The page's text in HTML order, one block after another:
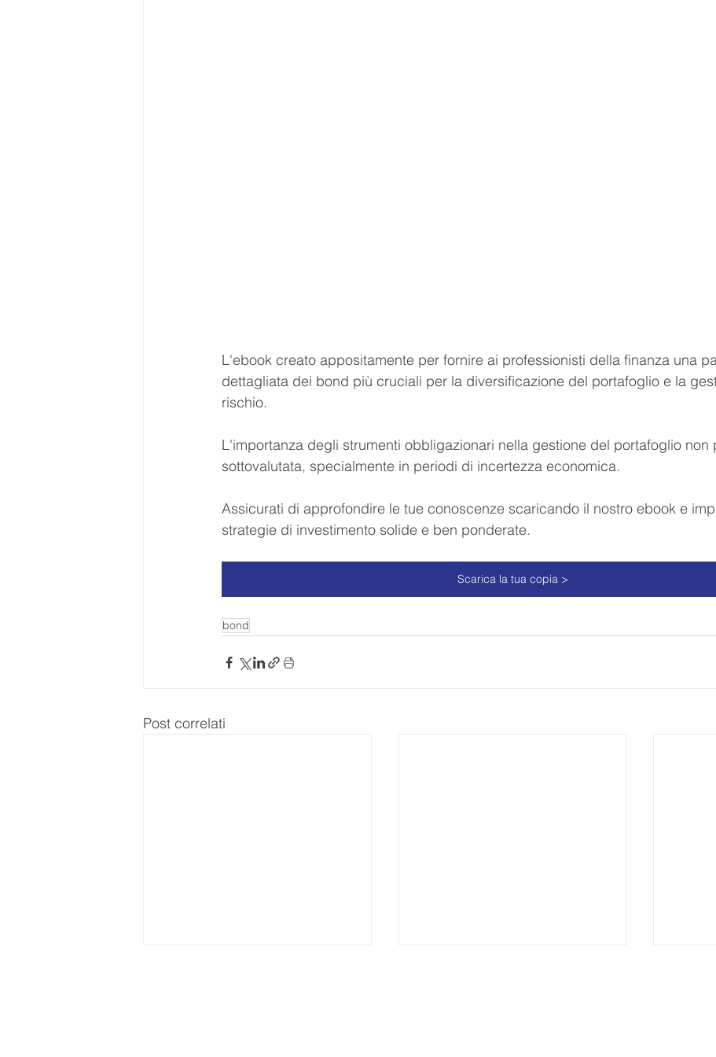
L'ebook creato appositamente per fornire ai professionisti della finanza una
dettagliata dei bond più cruciali per la diversificazione del portafoglio e la
rischio.
L'importanza degli strumenti obbligazionari nella gestione del portafoglio non
sottovalutata, specialmente in periodi di incertezza economica.
Assicurati di approfondire le tue conoscenze scaricando il nostro ebook e
strategie di investimento solide e ben ponderate.
Scarica la tua copia >
bond
Post correlati